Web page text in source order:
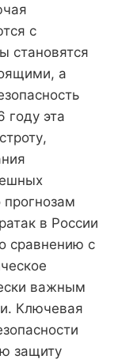
с
становятся
а
году эта
в России
сравнению с
важным
Ключевая
защиту